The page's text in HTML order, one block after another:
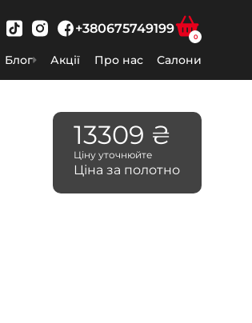
+380675749199
0
Блог Акції Про нас Салони
13309 ₴
Ціну уточнюйте
Ціна за полотно